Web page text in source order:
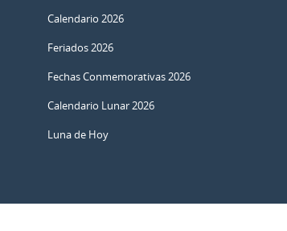
Calendario 2026
Feriados 2026
Fechas Conmemorativas 2026
Calendario Lunar 2026
Luna de Hoy